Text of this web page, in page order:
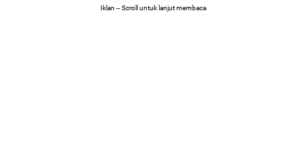
Iklan -- Scroll untuk lanjut membaca